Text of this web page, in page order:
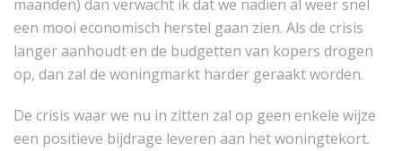
maanden) dan verwacht ik dat we nadien al weer snel
een mooi economisch herstel gaan zien. Als de crisis
langer aanhoudt en de budgetten van kopers drogen
op, dan zal de woningmarkt harder geraakt worden.
De crisis waar we nu in zitten zal op geen enkele wijze
een positieve bijdrage leveren aan het woningtekort.